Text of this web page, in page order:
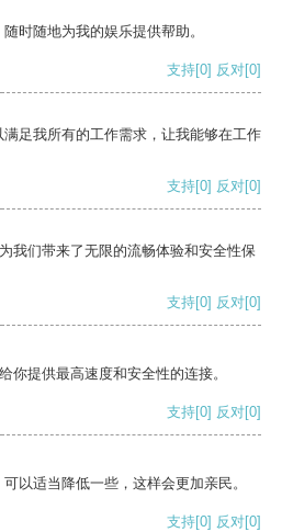
时随地为我的娱乐提供帮助。
支持[0] 反对[0]
足我所有的工作需求，让我能够在工作
支持[0] 反对[0]
我们带来了无限的流畅体验和安全性保
支持[0] 反对[0]
你提供最高速度和安全性的连接。
支持[0] 反对[0]
以适当降低一些，这样会更加亲民。
支持[0] 反对[0]